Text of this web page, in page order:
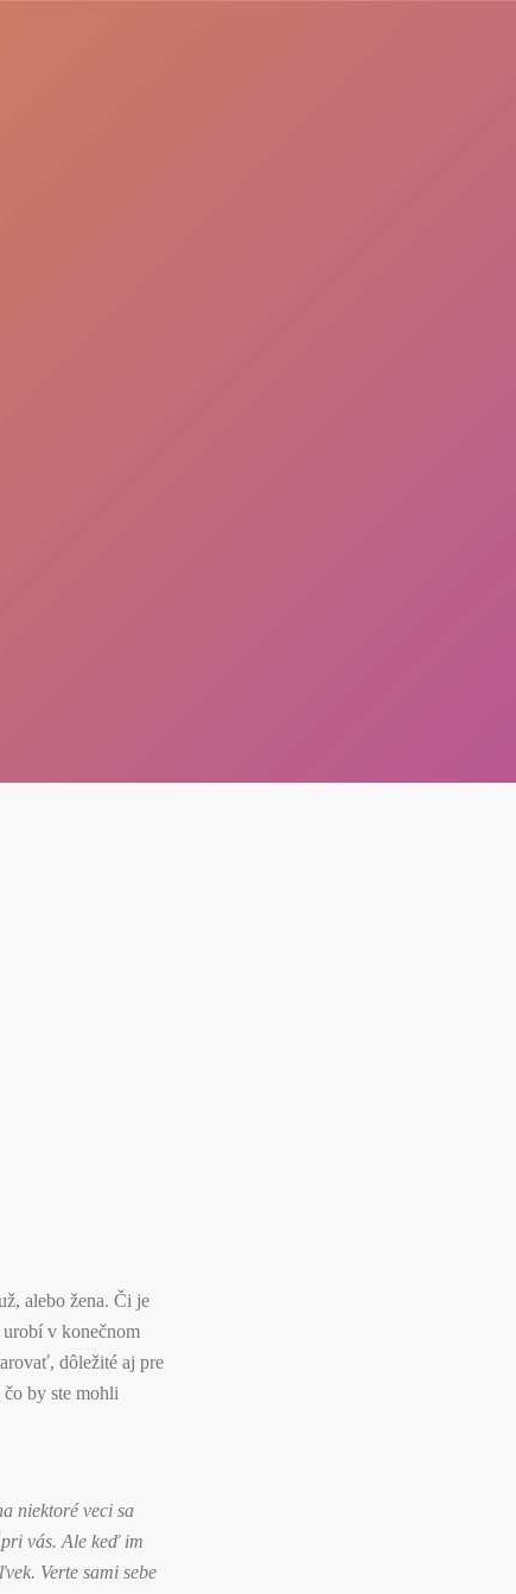
alebo žena. Či je
v konečnom
dôležité aj pre
by ste mohli
niektoré veci sa
vás. Ale keď im
Verte sami sebe